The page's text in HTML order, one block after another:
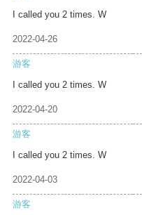
I called you 2 times. W
2022-04-26
游客
I called you 2 times. W
2022-04-20
游客
I called you 2 times. W
2022-04-03
游客